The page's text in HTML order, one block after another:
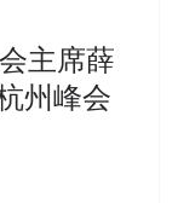
主席薛
州峰会